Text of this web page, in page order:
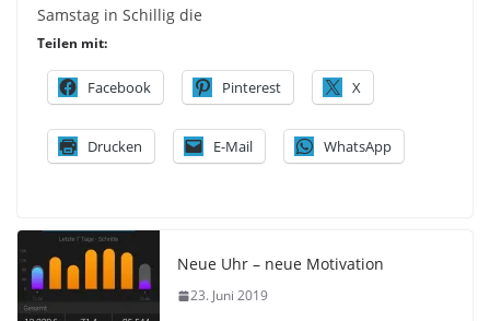
Samstag in Schillig die
Teilen mit:
Facebook Pinterest X
Drucken E-Mail WhatsApp
Neue Uhr – neue Motivation
23. Juni 2019